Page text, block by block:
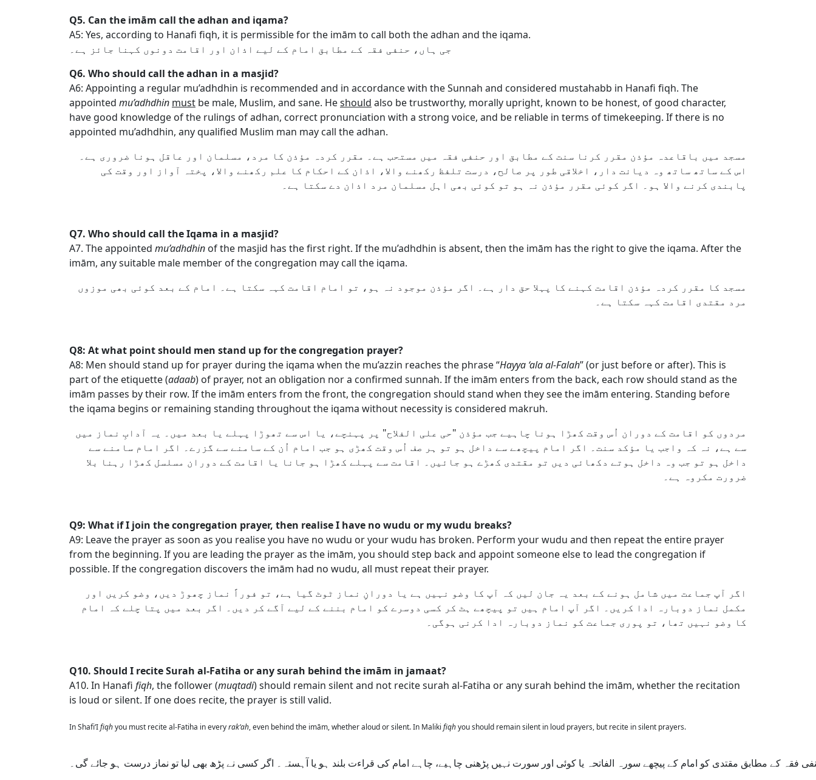
Q5. Can the imām call the adhan and iqama?
A5: Yes, according to Hanafi fiqh, it is permissible for the imām to call both the adhan and the iqama.
جی ہاں، حنفی فقہ کے مطابق امام کے لیے اذان اور اقامت دونوں کہنا جائز ہے۔
Q6. Who should call the adhan in a masjid?
A6: Appointing a regular mu’adhdhin is recommended and in accordance with the Sunnah and considered mustahabb in Hanafi fiqh. The
appointed mu’adhdhin must be male, Muslim, and sane. Heshould also be trustworthy, morally upright, known to be honest, of good character,
have good knowledge of the rulings of adhan, correct pronunciation with a strong voice, and be reliable in terms of timekeeping. If there is no
appointed mu’adhdhin, any qualified Muslim man may call the adhan.
مسجد میں باقاعدہ مؤذن مقرر کرنا سنت کے مطابق اور حنفی فقہ میں مستحب ہے۔ مقرر کردہ مؤذن کا مرد، مسلمان اور عاقل ہونا ضروری ہے۔
اس کے ساتھ ساتھ وہ دیانت دار، اخلاقی طور پر صالح، درست تلفظ رکھنے والا، اذان کے احکام کا علم رکھنے والا، پختہ آواز اور وقت کی
پابندی کرنے والا ہو۔ اگر کوئی مقرر مؤذن نہ ہو تو کوئی بھی اہل مسلمان مرد اذان دے سکتا ہے۔
Q7. Who should call the Iqama in a masjid?
A7. The appointed mu’adhdhin of the masjid has the first right. If the mu’adhdhin is absent, then the imām has the right to give the iqama. After the
imām, any suitable male member of the congregation may call the iqama.
مسجد کا مقرر کردہ مؤذن اقامت کہنے کا پہلا حق دار ہے۔ اگر مؤذن موجود نہ ہو، تو امام اقامت کہہ سکتا ہے۔ امام کے بعد کوئی بھی موزوں
مرد مقتدی اقامت کہہ سکتا ہے۔
Q8: At what point should men stand up for the congregation prayer?
A8: Men should stand up for prayer during the iqama when the mu’azzin reaches the phrase “Hayya ‘ala al-Falah” (or just before or after). This is
part of the etiquette (adaab) of prayer, not an obligation nor a confirmed sunnah. If the imām enters from the back, each row should stand as the
imām passes by their row. If the imām enters from the front, the congregation should stand when they see the imām entering. Standing before
the iqama begins or remaining standing throughout the iqama without necessity is considered makruh.
مردوں کو اقامت کے دوران اُس وقت کھڑا ہونا چاہیے جب مؤذن "حی علی الفلاح" پر پہنچے، یا اس سے تھوڑا پہلے یا بعد میں۔ یہ آدابِ نماز میں
سے ہے، نہ کہ واجب یا مؤکد سنت۔ اگر امام پیچھے سے داخل ہو تو ہر صف اُس وقت کھڑی ہو جب امام اُن کے سامنے سے گزرے۔ اگر امام سامنے سے
داخل ہو تو جب وہ داخل ہوتے دکھائی دیں تو مقتدی کھڑے ہو جائیں۔ اقامت سے پہلے کھڑا ہو جانا یا اقامت کے دوران مسلسل کھڑا رہنا بلا
ضرورت مکروہ ہے۔
Q9: What if I join the congregation prayer, then realise I have no wudu or my wudu breaks?
A9: Leave the prayer as soon as you realise you have no wudu or your wudu has broken. Perform your wudu and then repeat the entire prayer
from the beginning. If you are leading the prayer as the imām, you should step back and appoint someone else to lead the congregation if
possible. If the congregation discovers the imām had no wudu, all must repeat their prayer.
اگر آپ جماعت میں شامل ہونے کے بعد یہ جان لیں کہ آپ کا وضو نہیں ہے یا دورانِ نماز ٹوٹ گیا ہے، تو فوراً نماز چھوڑ دیں، وضو کریں اور
مکمل نماز دوبارہ ادا کریں۔ اگر آپ امام ہیں تو پیچھے ہٹ کر کسی دوسرے کو امام بننے کے لیے آگے کر دیں۔ اگر بعد میں پتا چلے کہ امام
کا وضو نہیں تھا، تو پوری جماعت کو نماز دوبارہ ادا کرنی ہوگی۔
Q10. Should I recite Surah al-Fatiha or any surah behind the imām in jamaat?
A10. In Hanafi fiqh, the follower (muqtadi) should remain silent and not recite surah al-Fatiha or any surah behind the imām, whether the recitation
is loud or silent. If one does recite, the prayer is still valid.
In Shafi‘Ifiqhyou must recite al-Fatiha in everyrak‘ah, even behind the imām, whether aloud or silent. In Maliki fiqhyou should remain silent in loud prayers, but recite in silent prayers.
فقہ کے مطابق مقتدی کو امام کے پیچھے سورہ الفاتحہ یا کوئی اور سورت نہیں پڑھنی چاہیے، چاہے امام کی قراءت بلند ہو یا آہستہ۔ اگر کسی نے پڑھ بھی لیا تو نماز درست ہو جائے گی۔